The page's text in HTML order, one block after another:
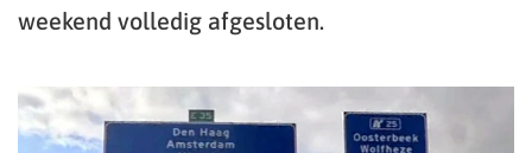
weekend volledig afgesloten.